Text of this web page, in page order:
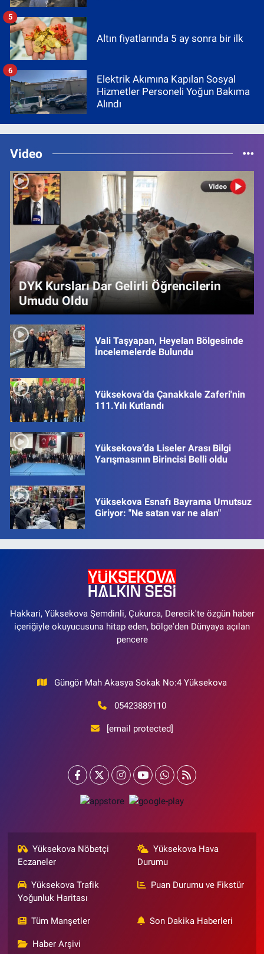
Altın fiyatlarında 5 ay sonra bir ilk
5
Elektrik Akımına Kapılan Sosyal
Hizmetler Personeli Yoğun Bakıma
Alındı
6
Video
DYK Kursları Dar Gelirli Öğrencilerin
Umudu Oldu
Vali Taşyapan, Heyelan Bölgesinde
İncelemelerde Bulundu
Yüksekova’da Çanakkale Zaferi'nin
111.Yılı Kutlandı
Yüksekova’da Liseler Arası Bilgi
Yarışmasının Birincisi Belli oldu
Yüksekova Esnafı Bayrama Umutsuz
Giriyor: "Ne satan var ne alan"
Hakkari, Yüksekova Şemdinli, Çukurca, Derecik'te özgün haber
içeriğiyle okuyucusuna hitap eden, bölge'den Dünyaya açılan
pencere
Güngör Mah Akasya Sokak No:4 Yüksekova
05423889110
[email protected]
Yüksekova Nöbetçi
Eczaneler
Yüksekova Hava
Durumu
Yüksekova Trafik
Yoğunluk Haritası
Puan Durumu ve Fikstür
Tüm Manşetler Son Dakika Haberleri
Haber Arşivi